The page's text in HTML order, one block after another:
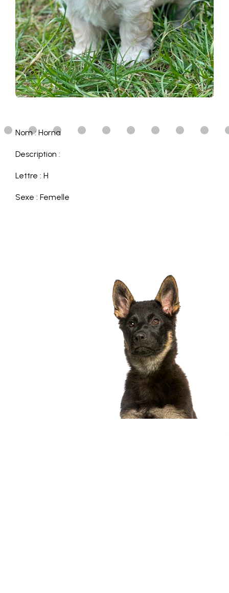
Nom : Horna
Description :
Lettre : H
Sexe : Femelle